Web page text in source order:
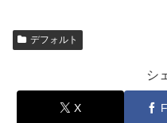
デフォルト
シ
X